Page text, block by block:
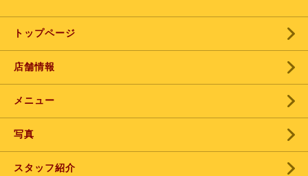
トップページ
店舗情報
メニュー
写真
スタッフ紹介